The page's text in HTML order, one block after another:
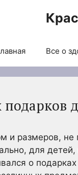
Все о
и размеров, не
для
о